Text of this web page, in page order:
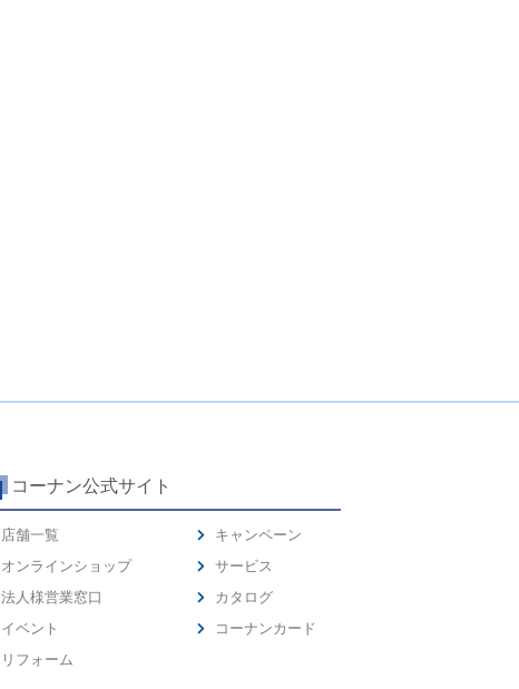
コーナン公式サイト
店舗一覧
オンラインショップ
法人様営業窓口
イベント
リフォーム
キャンペーン
サービス
カタログ
コーナンカード